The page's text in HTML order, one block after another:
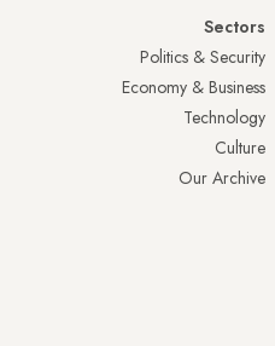
Sectors
Politics & Security
Economy & Business
Technology
Culture
Our Archive